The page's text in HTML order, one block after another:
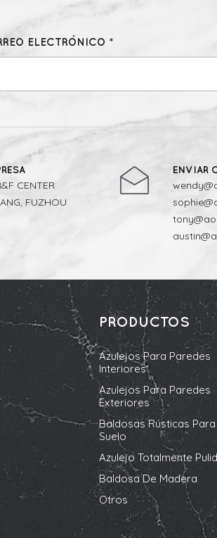
ELECTRÓNICO *
CENTER
FUZHOU
ENVIAR
PRODUCTOS
Azulejos Para Paredes
Interiores
Azulejos Para Paredes
Exteriores
Baldosas Rústicas Para
Suelo
Azulejo Totalmente
Baldosa De Madera
Otros